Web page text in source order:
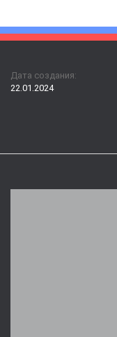
Дата создания:
22.01.2024